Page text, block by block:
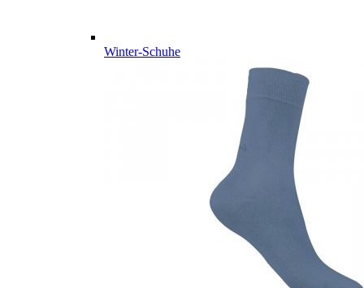
Winter-Schuhe